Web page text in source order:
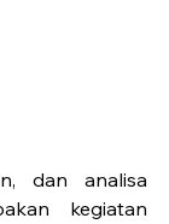
dan analisa
kegiatan